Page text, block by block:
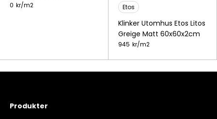
0 kr/m2 Etos
Klinker Utomhus Etos Litos
Greige Matt 60x60x2cm
945 kr/m2
Produkter